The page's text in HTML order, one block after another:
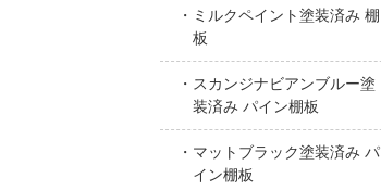
ミルクペイント塗装済み 棚
板
スカンジナビアンブルー塗
装済み パイン棚板
マットブラック塗装済み パ
イン棚板